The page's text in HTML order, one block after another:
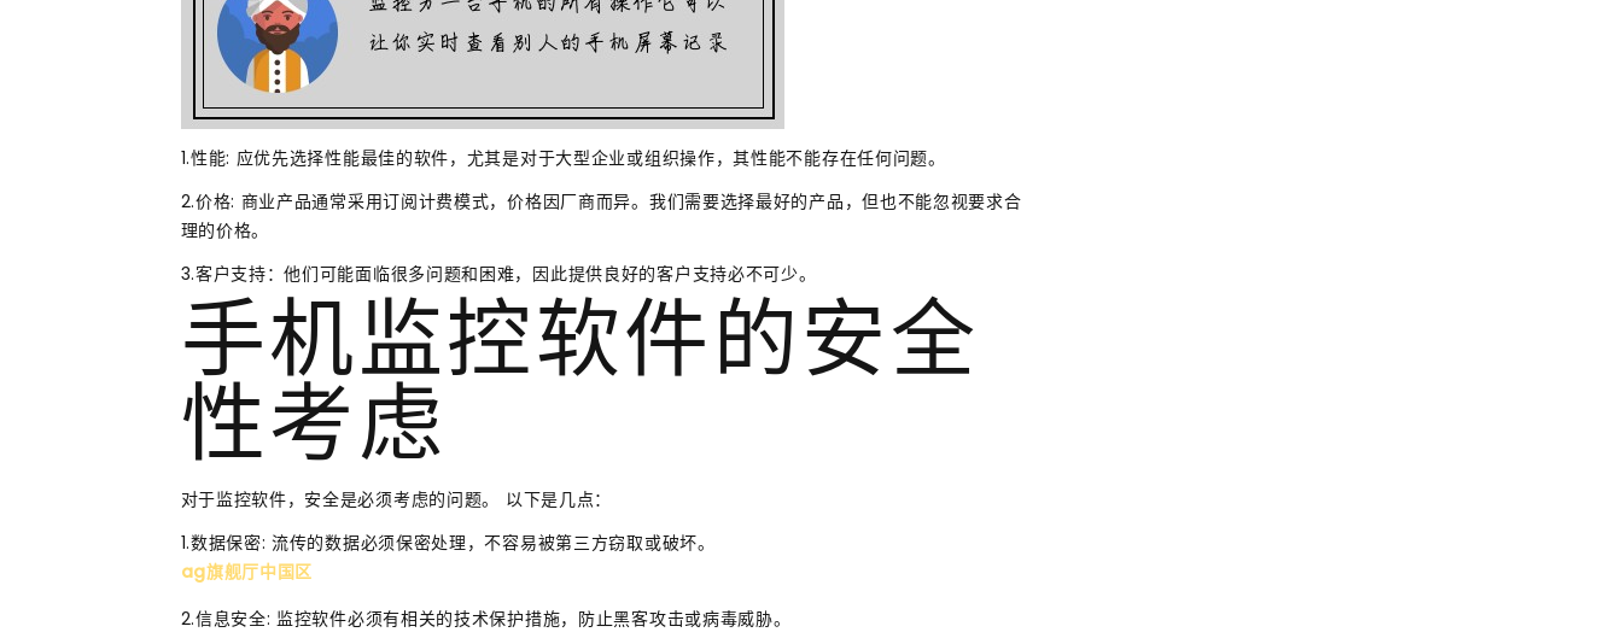
1.性能: 应优先选择性能最佳的软件，尤其是对于大型企业或组织操作，其性能不能存在任何问题。
2.价格: 商业产品通常采用订阅计费模式，价格因厂商而异。我们需要选择最好的产品，但也不能忽视要求合
理的价格。
3.客户支持：他们可能面临很多问题和困难，因此提供良好的客户支持必不可少。
手机监控软件的安全
性考虑
对于监控软件，安全是必须考虑的问题。 以下是几点：
1.数据保密: 流传的数据必须保密处理，不容易被第三方窃取或破坏。
ag旗舰厅中国区
2.信息安全: 监控软件必须有相关的技术保护措施，防止黑客攻击或病毒威胁。